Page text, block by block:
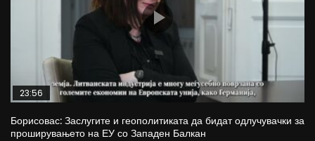
23:56
Борисовас: Заслугите и геополитиката да бидат одлучувачки за
проширувањето на ЕУ со Западен Балкан